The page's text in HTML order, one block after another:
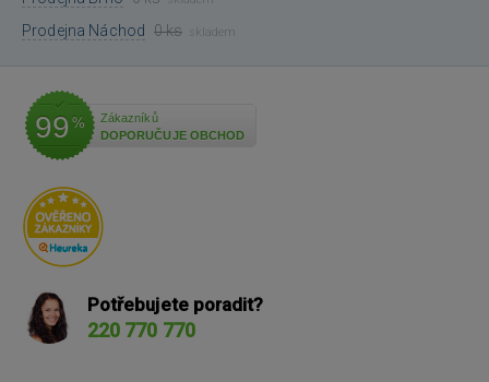
Prodejna Náchod 0 ks skladem
99 %
Zákazníků
DOPORUČUJE OBCHOD
Potřebujete poradit?
220 770 770